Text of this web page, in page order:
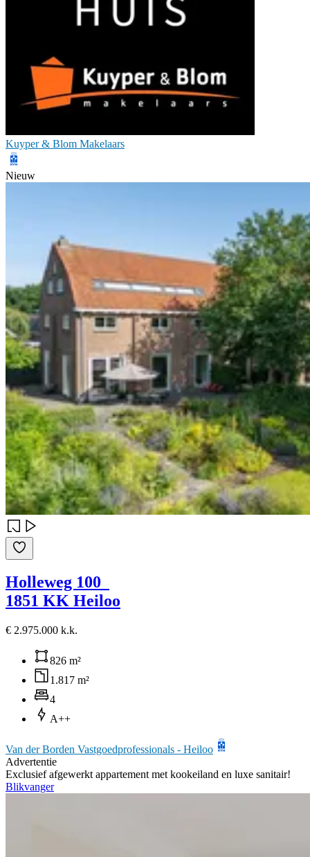
Kuyper & Blom Makelaars
Nieuw
Holleweg 100
1851 KK Heiloo
€ 2.975.000 k.k.
826 m²
1.817 m²
4
A++
Van der Borden Vastgoedprofessionals - Heiloo
Advertentie
Exclusief afgewerkt appartement met kookeiland en luxe sanitair!
Blikvanger